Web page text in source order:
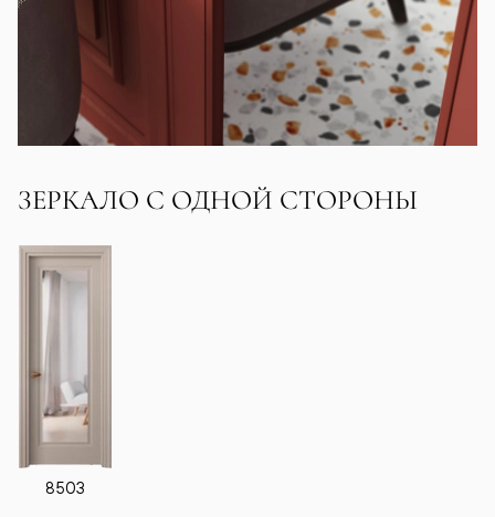
ЗЕРКАЛО С ОДНОЙ СТОРОНЫ
8503